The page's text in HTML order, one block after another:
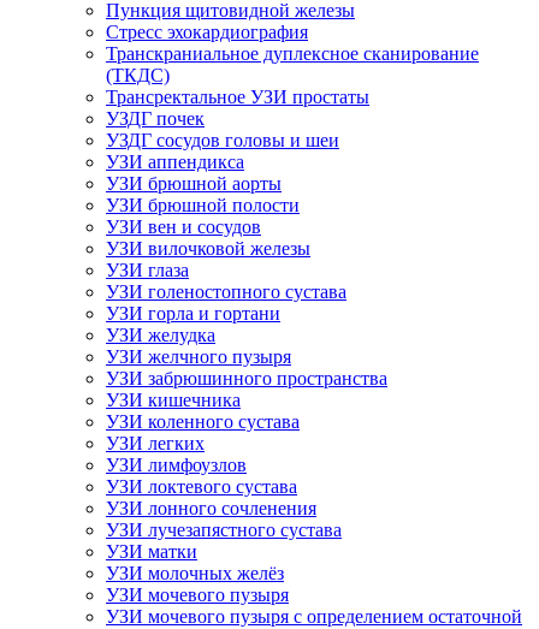
Пункция щитовидной железы
Стресс эхокардиография
Транскраниальное дуплексное сканирование
(ТКДС)
Трансректальное УЗИ простаты
УЗДГ почек
УЗДГ сосудов головы и шеи
УЗИ аппендикса
УЗИ брюшной аорты
УЗИ брюшной полости
УЗИ вен и сосудов
УЗИ вилочковой железы
УЗИ глаза
УЗИ голеностопного сустава
УЗИ горла и гортани
УЗИ желудка
УЗИ желчного пузыря
УЗИ забрюшинного пространства
УЗИ кишечника
УЗИ коленного сустава
УЗИ легких
УЗИ лимфоузлов
УЗИ локтевого сустава
УЗИ лонного сочленения
УЗИ лучезапястного сустава
УЗИ матки
УЗИ молочных желёз
УЗИ мочевого пузыря
УЗИ мочевого пузыря с определением остаточной